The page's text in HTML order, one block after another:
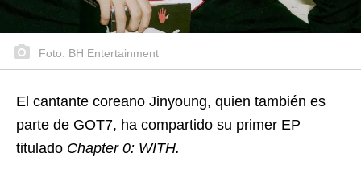
Foto: BH Entertainment
El cantante coreano Jinyoung, quien también es
parte de GOT7, ha compartido su primer EP
titulado Chapter 0: WITH.